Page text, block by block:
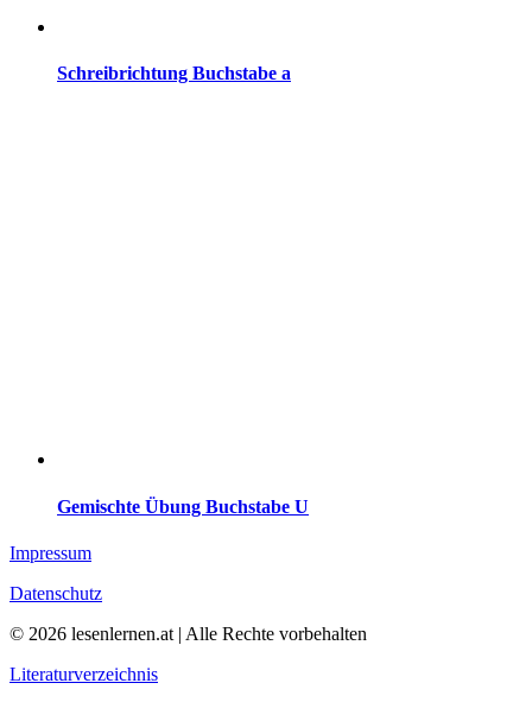
Schreibrichtung Buchstabe a
Gemischte Übung Buchstabe U
Impressum
Datenschutz
© 2026 lesenlernen.at | Alle Rechte vorbehalten
Literaturverzeichnis